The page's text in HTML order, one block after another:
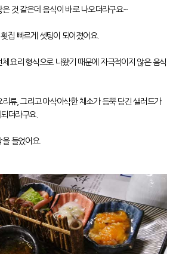
것 같은데 음식이 바로 나오더라구요~
집 빠르게 셋팅이 되어졌어요.
요리 형식으로 나왔기 때문에 자극적이지 않은 음식
류, 그리고 아삭아삭한 채소가 듬뿍 담긴 샐러드가
더라구요.
들었어요.